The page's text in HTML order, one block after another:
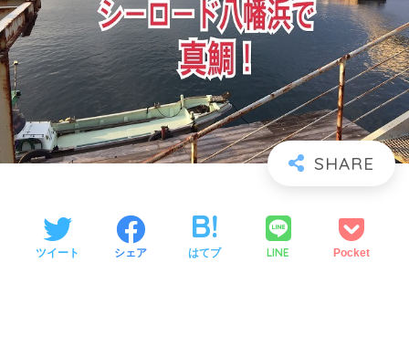
ツイート シェア はてブ LINE Pocket